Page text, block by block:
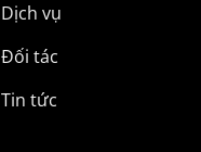
Dịch vụ
Đối tác
Tin tức